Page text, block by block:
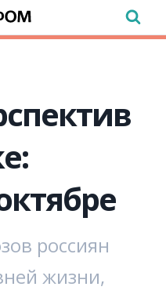
россиян
жизни,